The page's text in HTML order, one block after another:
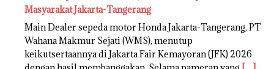
Masyarakat Jakarta-Tangerang
Main Dealer sepeda motor Honda Jakarta-Tangerang, PT
Wahana Makmur Sejati (WMS), menutup
keikutsertaannya di Jakarta Fair Kemayoran (JFK) 2026